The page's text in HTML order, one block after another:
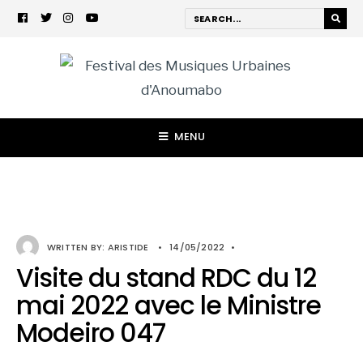
MENU
WRITTEN BY: ARISTIDE • 14/05/2022 •
Visite du stand RDC du 12
mai 2022 avec le Ministre
Modeiro 047